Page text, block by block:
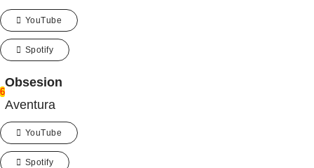
YouTube
Spotify
6
Obsesion
Aventura
YouTube
Spotify